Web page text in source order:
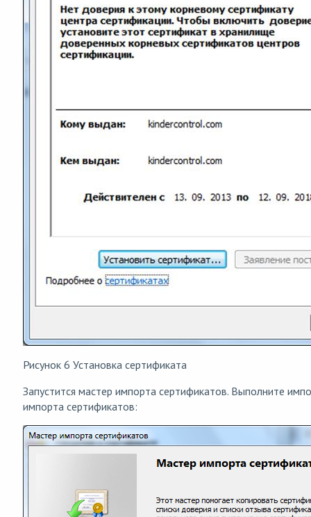
Рисунок 6 Установка сертификата
Запустится мастер импорта сертификатов. Выполните
импорта сертификатов: